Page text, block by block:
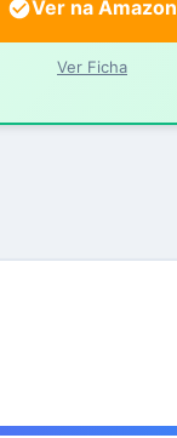
Ver na Amazon
Ver Ficha